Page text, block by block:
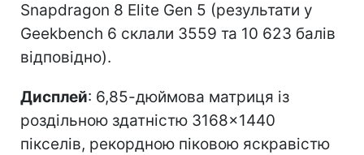
Snapdragon 8 Elite Gen 5 (результати у
Geekbench 6 склали 3559 та 10 623 балів
відповідно).
Дисплей: 6,85-дюймова матриця із
роздільною здатністю 3168×1440
пікселів, рекордною піковою яскравістю